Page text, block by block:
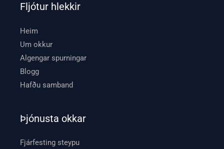
Fljótur hlekkir
Heim
Um okkur
Algengar spurningar
Blogg
Hafðu samband
Þjónusta okkar
Fjárfesting steypu